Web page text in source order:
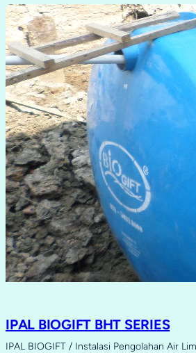
IPAL BIOGIFT BHT SERIES
IPAL BIOGIFT / Instalasi Pengolahan Air